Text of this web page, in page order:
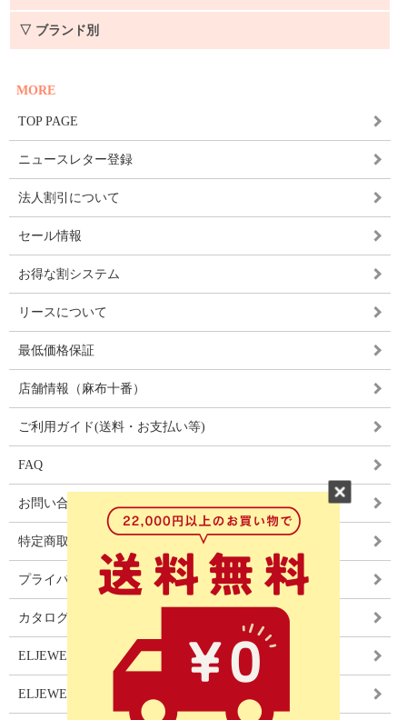
▽ ブランド別
MORE
TOP PAGE
ニュースレター登録
法人割引について
セール情報
お得な割システム
リースについて
最低価格保証
店舗情報（麻布十番）
ご利用ガイド(送料・お支払い等)
FAQ
お問い合わせ
特定商取引法に基づく表記
プライバシーポリシー
カタログ
ELJEWEL LIGHITNG
ELJEWEL カーテン